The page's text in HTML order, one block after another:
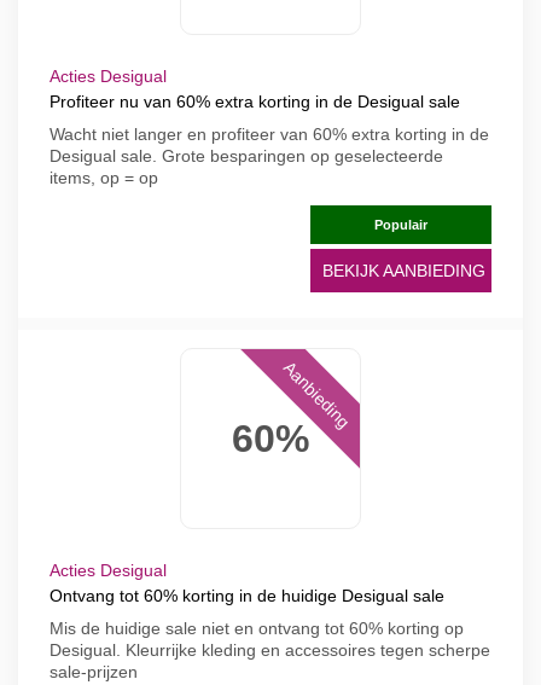
Acties Desigual
Profiteer nu van 60% extra korting in de Desigual sale
Wacht niet langer en profiteer van 60% extra korting in de
Desigual sale. Grote besparingen op geselecteerde
items, op = op
Populair
BEKIJK AANBIEDING
60%
Aanbieding
Acties Desigual
Ontvang tot 60% korting in de huidige Desigual sale
Mis de huidige sale niet en ontvang tot 60% korting op
Desigual. Kleurrijke kleding en accessoires tegen scherpe
sale-prijzen